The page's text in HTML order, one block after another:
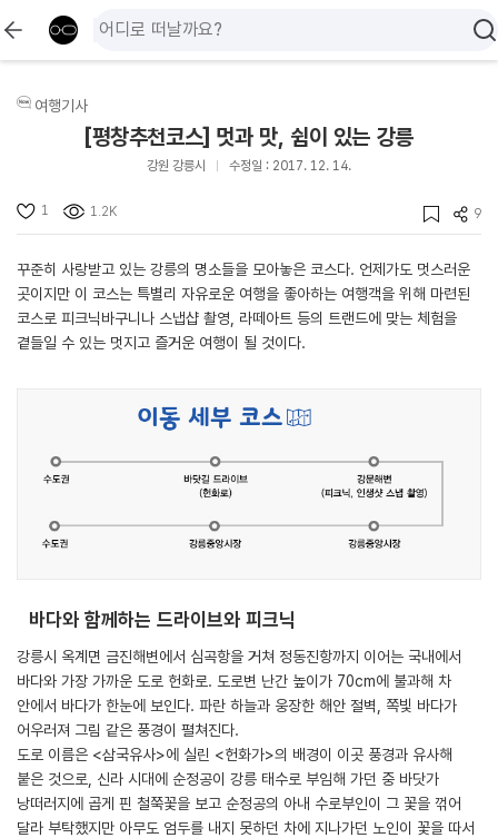
여행기사
[평창추천코스] 멋과 맛, 쉼이 있는 강릉
강원 강릉시 수정일 : 2017. 12. 14.
1 1.2K 9
꾸준히 사랑받고 있는 강릉의 명소들을 모아놓은 코스다. 언제가도 멋스러운
곳이지만 이 코스는 특별리 자유로운 여행을 좋아하는 여행객을 위해 마련된
코스로 피크닉바구니나 스냅샵 촬영, 라떼아트 등의 트랜드에 맞는 체험을
곁들일 수 있는 멋지고 즐거운 여행이 될 것이다.
바다와 함께하는 드라이브와 피크닉
강릉시 옥계면 금진해변에서 심곡항을 거쳐 정동진항까지 이어는 국내에서
바다와 가장 가까운 도로 헌화로. 도로변 난간 높이가 70cm에 불과해 차
안에서 바다가 한눈에 보인다. 파란 하늘과 웅장한 해안 절벽, 쪽빛 바다가
어우러져 그림 같은 풍경이 펼쳐진다.
도로 이름은 <삼국유사>에 실린 <헌화가>의 배경이 이곳 풍경과 유사해
붙은 것으로, 신라 시대에 순정공이 강릉 태수로 부임해 가던 중 바닷가
낭떠러지에 곱게 핀 철쭉꽃을 보고 순정공의 아내 수로부인이 그 꽃을 꺾어
달라 부탁했지만 아무도 엄두를 내지 못하던 차에 지나가던 노인이 꽃을 따서